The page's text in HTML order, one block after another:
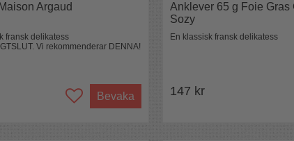
Argaud
fransk delikatess
Vi rekommenderar DENNA!
Bevaka
Anklever 65 g Foie Gras
Sozy
En klassisk fransk delikatess
147 kr